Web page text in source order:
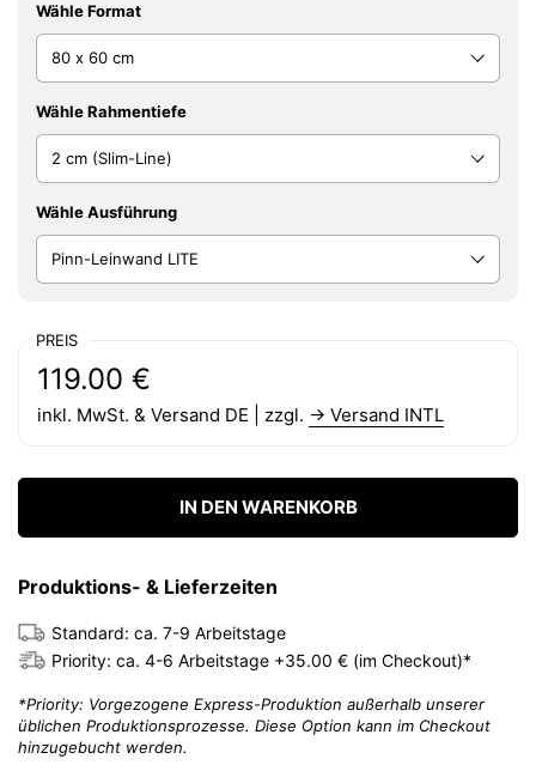
Wähle Format
Wähle Rahmentiefe
Wähle Ausführung
PREIS
Preis:
119.00 €
Regulärer Preis:
inkl. MwSt. & Versand DE | zzgl. → Versand INTL
IN DEN WARENKORB
Produktions- & Lieferzeiten
Standard: ca. 7-9 Arbeitstage
Priority: ca. 4-6 Arbeitstage +35.00 € (im Checkout)*
*Priority: Vorgezogene Express-Produktion außerhalb unserer
üblichen Produktionsprozesse. Diese Option kann im Checkout
hinzugebucht werden.